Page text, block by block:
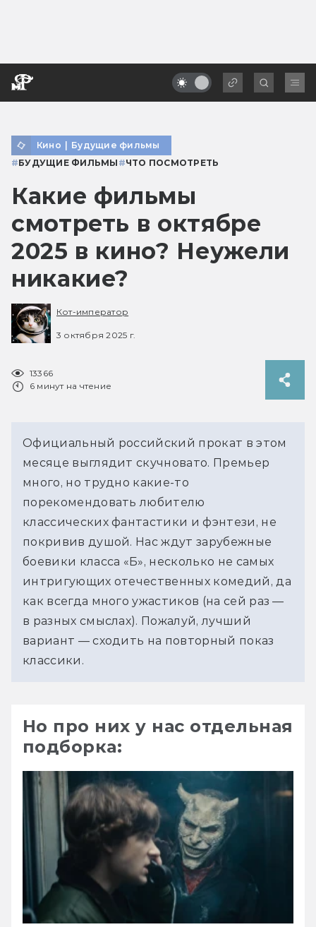
Кино | Будущие фильмы
#БУДУЩИЕ ФИЛЬМЫ #ЧТО ПОСМОТРЕТЬ
Какие фильмы
смотреть в октябре
2025 в кино? Неужели
никакие?
Кот-император
3 октября 2025 г.
13366
6 минут на чтение
Официальный российский прокат в этом
месяце выглядит скучновато. Премьер
много, но трудно какие-то
порекомендовать любителю
классических фантастики и фэнтези, не
покривив душой. Нас ждут зарубежные
боевики класса «Б», несколько не самых
интригующих отечественных комедий, да
как всегда много ужастиков (на сей раз —
в разных смыслах). Пожалуй, лучший
вариант — сходить на повторный показ
классики.
Но про них у нас отдельная
подборка: